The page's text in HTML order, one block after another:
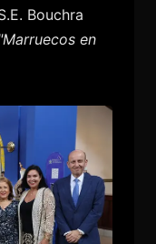
Bouchra
en